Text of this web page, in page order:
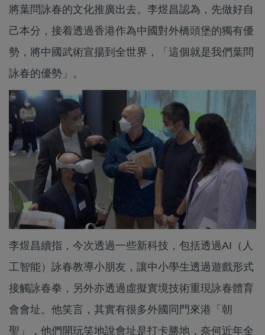
將葉問詠春的文化推廣出去。李煜昌認為，先做好自
己本分，接着透過香港作為中國對外橋頭堡的獨有優
勢，將中國武術宣揚到全世界，「這個就是我們葉問
詠春的優勢」。
李煜昌續指，今次透過一些新科技，包括透過AI（人
工智能）詠春教導小朋友，讓中小學生透過遊戲形式
接觸詠春拳，另外亦透過虛擬實境技術重現詠春體育
會會址。他笑言，其實有很多外國同門來港「朝
聖」，他們開玩笑地說會址是打卡勝地，奈何近年全